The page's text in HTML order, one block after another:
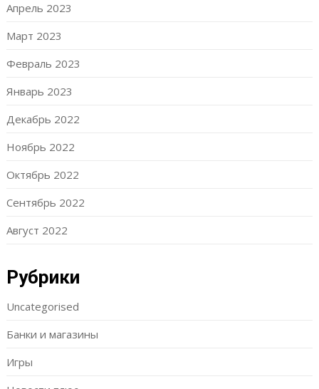
Апрель 2023
Март 2023
Февраль 2023
Январь 2023
Декабрь 2022
Ноябрь 2022
Октябрь 2022
Сентябрь 2022
Август 2022
Рубрики
Uncategorised
Банки и магазины
Игры